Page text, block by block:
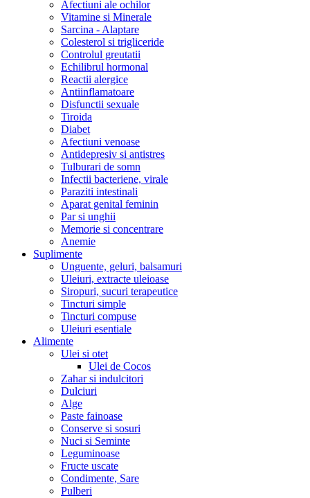
Afectiuni ale ochilor
Vitamine si Minerale
Sarcina - Alaptare
Colesterol si trigliceride
Controlul greutatii
Echilibrul hormonal
Reactii alergice
Antiinflamatoare
Disfunctii sexuale
Tiroida
Diabet
Afectiuni venoase
Antidepresiv si antistres
Tulburari de somn
Infectii bacteriene, virale
Paraziti intestinali
Aparat genital feminin
Par si unghii
Memorie si concentrare
Anemie
Suplimente
Unguente, geluri, balsamuri
Uleiuri, extracte uleioase
Siropuri, sucuri terapeutice
Tincturi simple
Tincturi compuse
Uleiuri esentiale
Alimente
Ulei si otet
Ulei de Cocos
Zahar si indulcitori
Dulciuri
Alge
Paste fainoase
Conserve si sosuri
Nuci si Seminte
Leguminoase
Fructe uscate
Condimente, Sare
Pulberi